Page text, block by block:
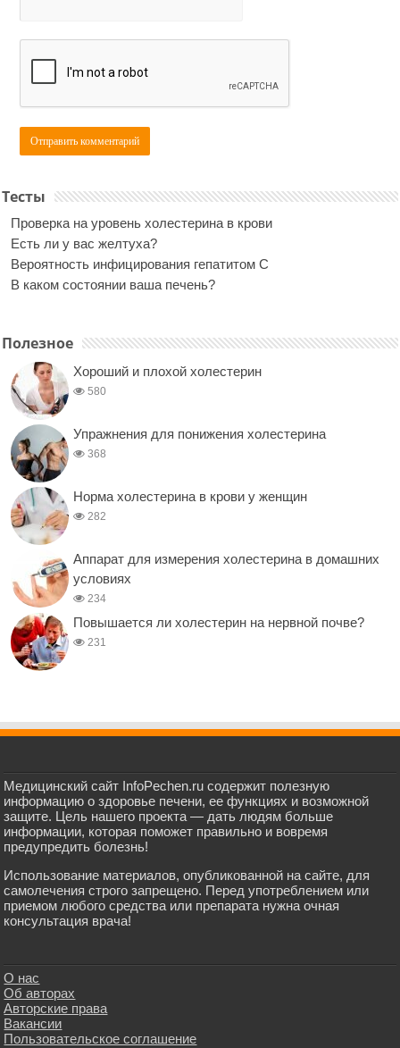
Тесты
Проверка на уровень холестерина в крови
Есть ли у вас желтуха?
Вероятность инфицирования гепатитом С
В каком состоянии ваша печень?
Полезное
Хороший и плохой холестерин
580
Упражнения для понижения холестерина
368
Норма холестерина в крови у женщин
282
Аппарат для измерения холестерина в домашних
условиях
234
Повышается ли холестерин на нервной почве?
231
Медицинский сайт InfoPechen.ru содержит полезную
информацию о здоровье печени, ее функциях и возможной
защите. Цель нашего проекта — дать людям больше
информации, которая поможет правильно и вовремя
предупредить болезнь!
Использование материалов, опубликованной на сайте, для
самолечения строго запрещено. Перед употреблением или
приемом любого средства или препарата нужна очная
консультация врача!
О нас
Об авторах
Авторские права
Вакансии
Пользовательское соглашение